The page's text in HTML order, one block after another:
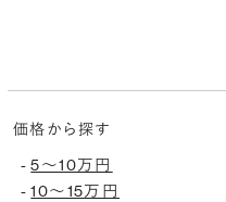
価格から探す
-5〜10万円
-10〜15万円